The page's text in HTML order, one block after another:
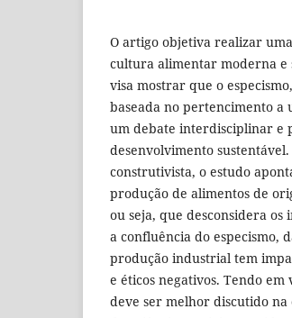
O artigo objetiva realizar
cultura alimentar moderna e
visa mostrar que o
baseada no pertencimento
um debate interdisciplinar e
desenvolvimento
construtivista, o estudo
produção de alimentos de
ou seja, que desconsidera os
a confluência do especismo,
produção industrial tem
e éticos negativos. Tendo em
deve ser melhor discutido